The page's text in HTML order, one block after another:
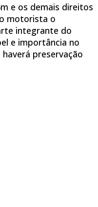
e os demais direitos
motorista o
integrante do
e importância no
preservação